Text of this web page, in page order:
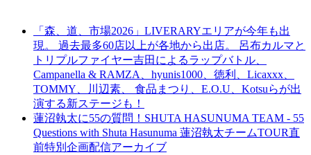
「森、道、市場2026」LIVERARYエリアが今年も出
現。 過去最多60店以上が各地から出店。 呂布カルマと
トリプルファイヤー吉田によるラップバトル、
Campanella & RAMZA、hyunis1000、徳利、Licaxxx、
TOMMY、川辺素、 食品まつり、E.O.U、Kotsuらが出
演する新ステージも！
蓮沼執太に55の質問！SHUTA HASUNUMA TEAM - 55
Questions with Shuta Hasunuma 蓮沼執太チームTOUR直
前特別企画配信アーカイブ